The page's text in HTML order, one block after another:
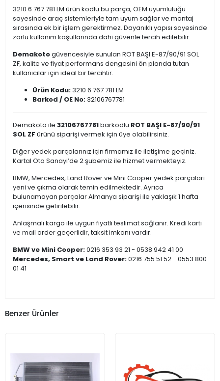
3210 6 767 781 LM ürün kodlu bu parça, OEM uyumluluğu
sayesinde araç sistemleriyle tam uyum sağlar ve montaj
sırasında ek bir işlem gerektirmez. Dayanıklı yapısı sayesinde
zorlu kullanım koşullarında dahi güvenle tercih edilebilir.
Demakotogüvencesiyle sunulan ROT BAŞI E-87/90/91 SOL
ZF, kalite ve fiyat performans dengesini ön planda tutan
kullanıcılar için ideal bir tercihtir.
Ürün Kodu:3210 6 767 781 LM
Barkod / OE No:32106767781
Demakoto ile 32106767781barkodlu ROT BAŞI E-87/90/91
SOL ZF ürünü siparişi vermek için üye olabilirsiniz.
Diğer yedek parçalarınız için firmamız ile iletişime geçiniz.
Kartal Oto Sanayi’de 2 şubemiz ile hizmet vermekteyiz.
BMW, Mercedes, Land Rover ve Mini Cooper yedek parçaları
yeni ve çıkma olarak temin edilmektedir. Ayrıca
bulunamayan parçalar Almanya siparişi ile yaklaşık 1 hafta
içerisinde getirilebilir.
Anlaşmalı kargo ile uygun fiyatlı teslimat sağlanır. Kredi kartı
ve mail order geçerlidir, taksit imkanı vardır.
BMW ve Mini Cooper:0216 353 93 21 - 0538 942 41 00
Mercedes, Smart ve Land Rover:0216 755 51 52 - 0553 800
01 41
Benzer Ürünler